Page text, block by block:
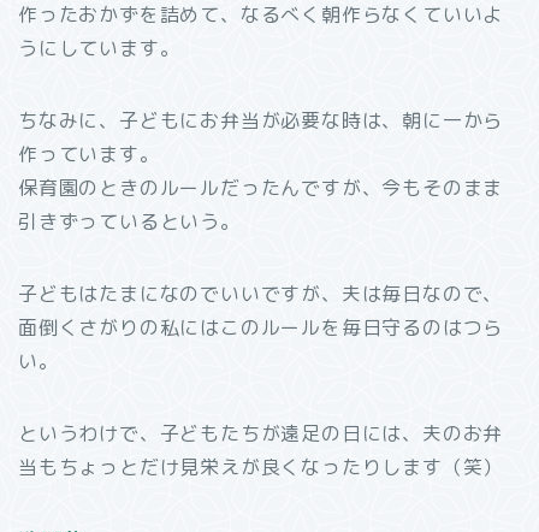
作ったおかずを詰めて、なるべく朝作らなくていいよ
うにしています。
ちなみに、子どもにお弁当が必要な時は、朝に一から
作っています。
保育園のときのルールだったんですが、今もそのまま
引きずっているという。
子どもはたまになのでいいですが、夫は毎日なので、
面倒くさがりの私にはこのルールを毎日守るのはつら
い。
というわけで、子どもたちが遠足の日には、夫のお弁
当もちょっとだけ見栄えが良くなったりします（笑）